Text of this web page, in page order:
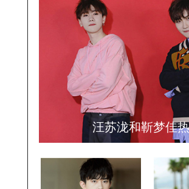
汪苏泷和靳梦佳